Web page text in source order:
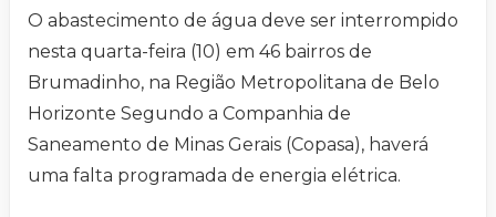
O abastecimento de água deve ser interrompido
nesta quarta-feira (10) em 46 bairros de
Brumadinho, na Região Metropolitana de Belo
Horizonte Segundo a Companhia de
Saneamento de Minas Gerais (Copasa), haverá
uma falta programada de energia elétrica.